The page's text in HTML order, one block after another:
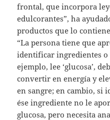
frontal, que incorpora
edulcorantes”, ha
productos que lo
“La persona tiene que
identificar ingredientes o
ejemplo, lee ‘glucosa’,
convertir en energía y
en sangre; en cambio, si
ése ingrediente no le
glucosa, pero necesita